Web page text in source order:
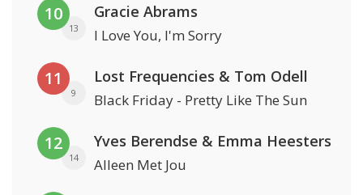
10
13
Gracie Abrams
I Love You, I'm Sorry
11
9
Lost Frequencies & Tom Odell
Black Friday - Pretty Like The Sun
12
14
Yves Berendse & Emma Heesters
Alleen Met Jou